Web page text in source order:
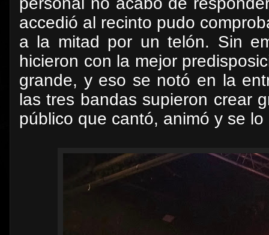
accedió al recinto pudo
a la mitad por un telón. Sin
hicieron con la mejor
grande, y eso se notó en la
las tres bandas supieron crear
público que cantó, animó y se